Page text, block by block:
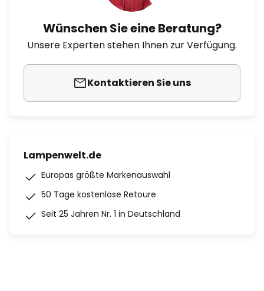
Wünschen Sie eine Beratung?
Unsere Experten stehen Ihnen zur Verfügung.
Kontaktieren Sie uns
Lampenwelt.de
Europas größte Markenauswahl
50 Tage kostenlose Retoure
Seit 25 Jahren Nr. 1 in Deutschland